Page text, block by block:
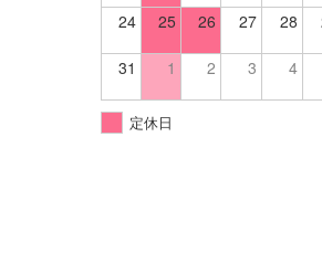
24 25 26 27 28
31 1 2 3 4
定休日